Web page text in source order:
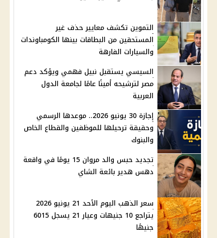
التموين تكشف معايير حذف غير
المستحقين من البطاقات بينها الكومباوندات
والسيارات الفارهة
السيسي يستقبل نبيل فهمي ويؤكد دعم
مصر لترشيحه أمينًا عامًا لجامعة الدول
العربية
إجازة 30 يونيو 2026.. موعدها الرسمي
وحقيقة ترحيلها للموظفين والقطاع الخاص
والبنوك
تجديد حبس والد مروان 15 يومًا في واقعة
دهس هدير بائعة الشاي
سعر الذهب اليوم الأحد 21 يونيو 2026
يتراجع 10 جنيهات وعيار 21 يسجل 6015
جنيهًا